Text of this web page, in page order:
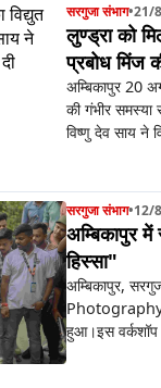
सरगुजा संभाग•21/
लुण्ड्रा को
प्रबोध मिंज
अम्बिकापुर 20
की गंभीर समस्या
विष्णु देव साय ने
सरगुजा संभाग•12/
अम्बिकापुर में
हिस्सा"
अम्बिकापुर,
हुआ।इस वर्कशॉप